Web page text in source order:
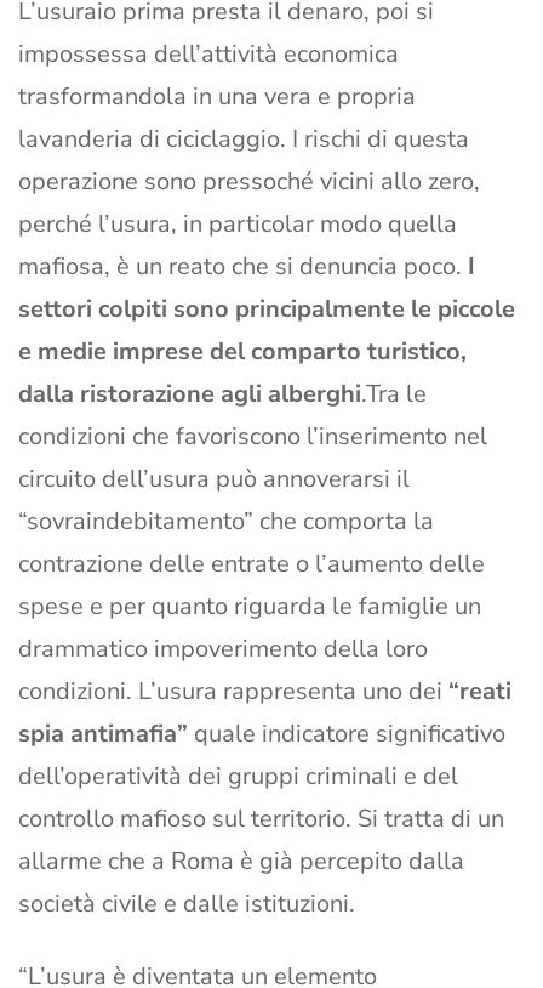
L’usuraio prima presta il denaro, poi si
impossessa dell’attività economica
trasformandola in una vera e propria
lavanderia di ciciclaggio. I rischi di questa
operazione sono pressoché vicini allo zero,
perché l’usura, in particolar modo quella
mafiosa, è un reato che si denuncia poco. I
settori colpiti sono principalmente le piccole
e medie imprese del comparto turistico,
dalla ristorazione agli alberghi.Tra le
condizioni che favoriscono l’inserimento nel
circuito dell’usura può annoverarsi il
“sovraindebitamento” che comporta la
contrazione delle entrate o l’aumento delle
spese e per quanto riguarda le famiglie un
drammatico impoverimento della loro
condizioni. L’usura rappresenta uno dei “reati
spia antimafia” quale indicatore significativo
dell’operatività dei gruppi criminali e del
controllo mafioso sul territorio. Si tratta di un
allarme che a Roma è già percepito dalla
società civile e dalle istituzioni.
“L’usura è diventata un elemento